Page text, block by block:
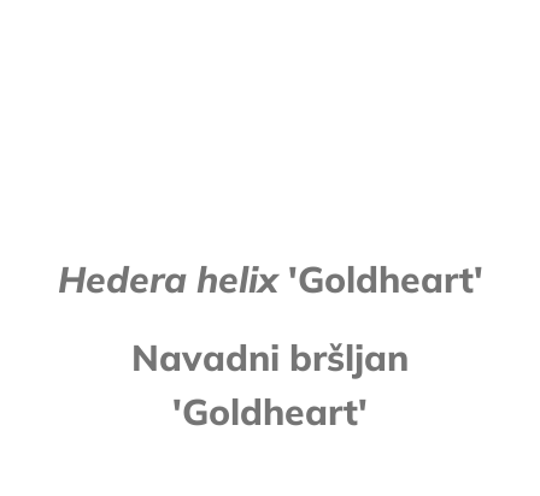
Hedera helix 'Goldheart'
Navadni bršljan
'Goldheart'